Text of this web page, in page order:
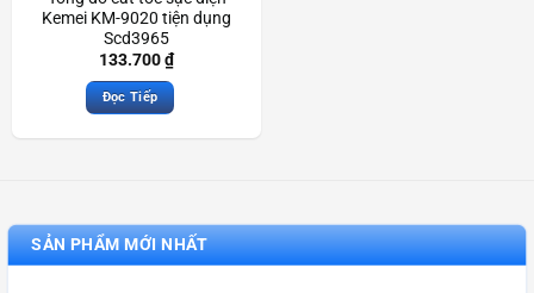
Kemei KM-9020 tiện dụng
Scd3965
133.700₫
Đọc Tiếp
SẢN PHẨM MỚI NHẤT